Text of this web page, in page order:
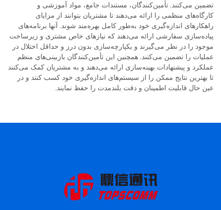
تضمین می‌کنند. تأمین‌کنندگان، مستندات جامع، مواد آموزشی و
کارگاه‌های منظمی را ارائه می‌دهند تا مشتریان بتوانند از مزایای
راهکارهای اندازه‌گیری خود به‌طور کامل بهره‌مند شوند. آنها برنامه‌های
پیاده‌سازی سفارشی ارائه می‌دهند که نیازهای خاص مشتری و زیرساخت
موجود را در نظر می‌گیرند و یکپارچه‌سازی بدون درز و حداقل اختلال در
عملیات را تضمین می‌کنند. همچنین این تأمین‌کنندگان بازبینی‌های منظم
عملکرد و پیشنهادات بهینه‌سازی ارائه می‌دهند و به مشتریان کمک می‌کنند
تا بهترین نتایج ممکن را از سیستم‌های اندازه‌گیری خود کسب کنند و در
عین حال قابلیت اطمینان و دقت بلندمدت را حفظ نمایند.